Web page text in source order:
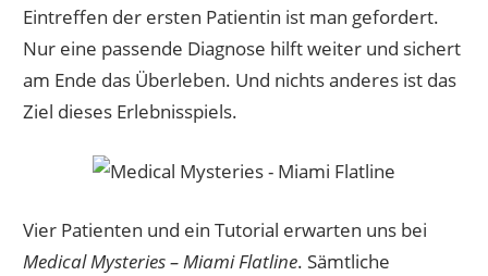
Eintreffen der ersten Patientin ist man gefordert.
Nur eine passende Diagnose hilft weiter und sichert
am Ende das Überleben. Und nichts anderes ist das
Ziel dieses Erlebnisspiels.
Vier Patienten und ein Tutorial erwarten uns bei
Medical Mysteries – Miami Flatline. Sämtliche